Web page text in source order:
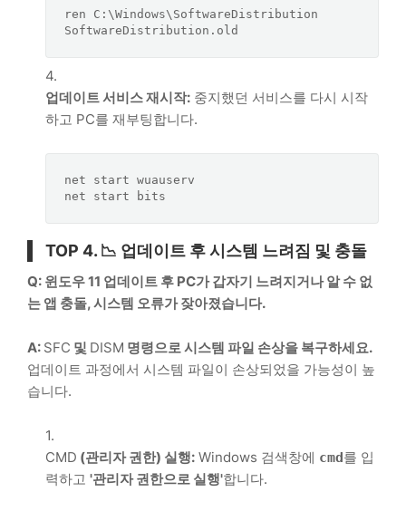
ren C:\Windows\SoftwareDistribution
업데이트 서비스 재시작: 중지했던 서비스를 다시 시작
하고 PC를 재부팅합니다.
net start wuauserv
TOP 4. 📉 업데이트 후 시스템 느려짐 및 충돌
Q: 윈도우 11 업데이트 후 PC가 갑자기 느려지거나 알 수 없
는 앱 충돌, 시스템 오류가 잦아졌습니다.
A: SFC 및 DISM 명령으로 시스템 파일 손상을 복구하세요.
업데이트 과정에서 시스템 파일이 손상되었을 가능성이 높
습니다.
CMD (관리자 권한) 실행: Windows 검색창에 cmd를 입
력하고 '관리자 권한으로 실행'합니다.